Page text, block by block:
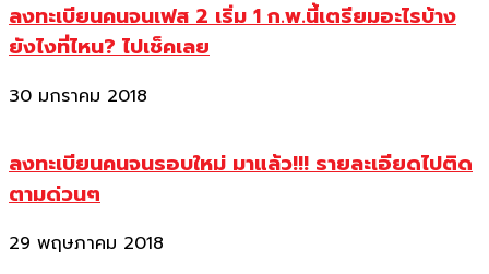
ลงทะเบียนคนจนเฟส 2 เริ่ม 1 ก.พ.นี้เตรียมอะไรบ้าง
ยังไงที่ไหน? ไปเช็คเลย
30 มกราคม 2018
ลงทะเบียนคนจนรอบใหม่ มาแล้ว!!! รายละเอียดไปติด
ตามด่วนๆ
29 พฤษภาคม 2018